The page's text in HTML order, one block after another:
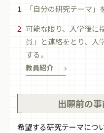
「自分の研究テーマ」
可能な限り、入学後に
員」と連絡をとり、入
する。
教員紹介
出願前の
希望する研究テーマにつ